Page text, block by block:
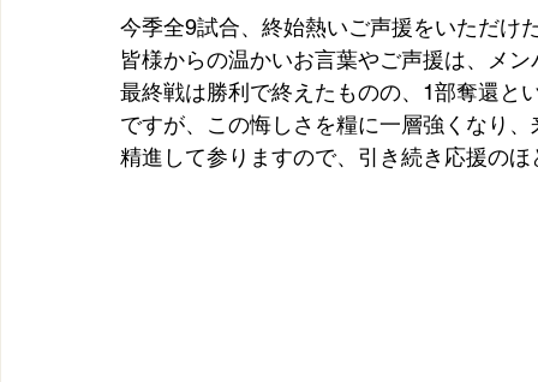
今季全9試合、終始熱いご声援をいただけ
皆様からの温かいお言葉やご声援は、メ
最終戦は勝利で終えたものの、1部奪還と
ですが、この悔しさを糧に一層強くなり、
精進して参りますので、引き続き応援の